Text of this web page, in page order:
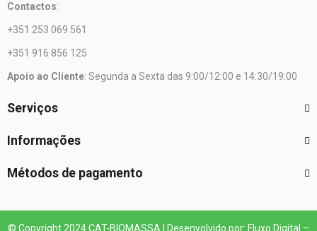
Contactos:
+351 253 069 561
+351 916 856 125
Apoio ao Cliente: Segunda a Sexta das 9:00/12:00 e 14:30/19:00
Serviços
Informações
Métodos de pagamento
© Copyright 2024 CAT-BIOMASSA | Desenvolvido por: Fluxo Digital –